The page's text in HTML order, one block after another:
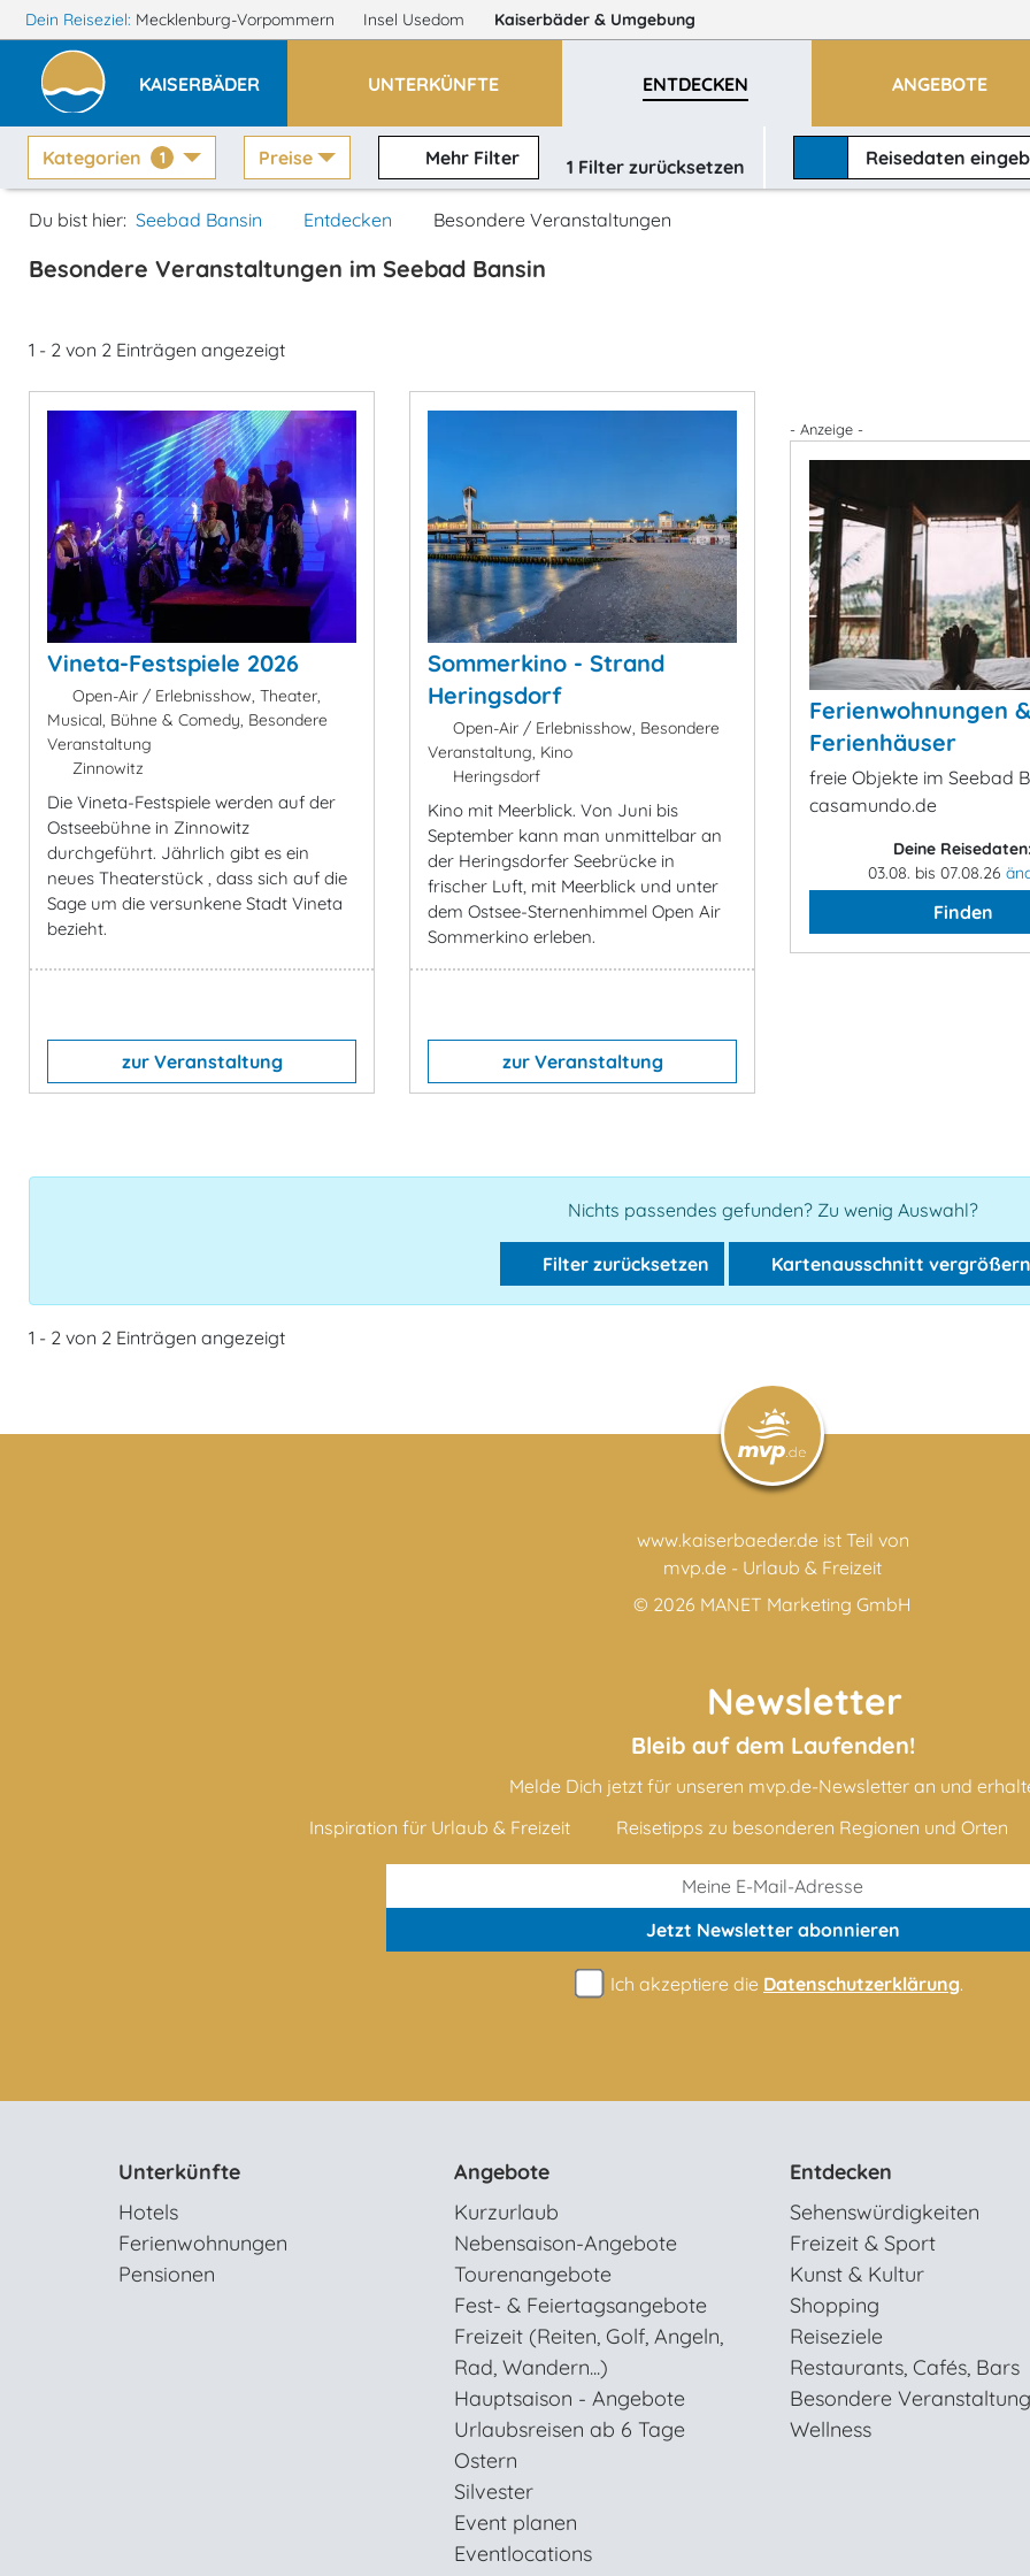
Dein Reiseziel: Mecklenburg-Vorpommern Insel Usedom Kaiserbäder & Umgebung
KAISERBÄDER UNTERKÜNFTE ENTDECKEN ANGEBOTE
Kategorien 1 Preise Mehr Filter 1 Filter zurücksetzen Reisedaten
Du bist hier: Seebad Bansin Entdecken Besondere Veranstaltungen
Besondere Veranstaltungen im Seebad Bansin
1 - 2 von 2 Einträgen angezeigt
Vineta-Festspiele 2026
Open-Air / Erlebnisshow, Theater,
Musical, Bühne & Comedy, Besondere
Veranstaltung
Zinnowitz
Die Vineta-Festspiele werden auf der
Ostseebühne in Zinnowitz
durchgeführt. Jährlich gibt es ein
neues Theaterstück , dass sich auf die
Sage um die versunkene Stadt Vineta
bezieht.
zur Veranstaltung
Sommerkino - Strand
Heringsdorf
Open-Air / Erlebnisshow, Besondere
Veranstaltung, Kino
Heringsdorf
Kino mit Meerblick. Von Juni bis
September kann man unmittelbar an
der Heringsdorfer Seebrücke in
frischer Luft, mit Meerblick und unter
dem Ostsee-Sternenhimmel Open Air
Sommerkino erleben.
zur Veranstaltung
- Anzeige -
Ferienwohnungen &
Ferienhäuser
freie Objekte im Seebad
casamundo.de
Deine
03.08. bis 07.08.26
Finden
Nichts passendes gefunden? Zu wenig Auswahl?
Filter zurücksetzen Kartenausschnitt vergrößern
1 - 2 von 2 Einträgen angezeigt
www.kaiserbaeder.de ist Teil von
mvp.de - Urlaub & Freizeit
© 2026 MANET Marketing GmbH
Newsletter
Bleib auf dem Laufenden!
Melde Dich jetzt für unseren mvp.de-Newsletter an und
Inspiration für Urlaub & Freizeit
Reisetipps zu besonderen Regionen und Orten
Jetzt Newsletterabonnieren
Ich akzeptiere die Datenschutzerklärung.
Unterkünfte
Hotels
Ferienwohnungen
Pensionen
Angebote
Kurzurlaub
Nebensaison-Angebote
Tourenangebote
Fest- & Feiertagsangebote
Freizeit (Reiten, Golf, Angeln,
Rad, Wandern...)
Hauptsaison - Angebote
Urlaubsreisen ab 6 Tage
Ostern
Silvester
Event planen
Eventlocations
Entdecken
Sehenswürdigkeiten
Freizeit & Sport
Kunst & Kultur
Shopping
Reiseziele
Restaurants, Cafés, Bars
Besondere
Wellness